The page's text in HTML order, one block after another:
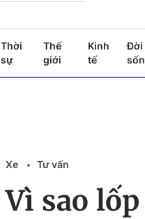
Thời
sự
Thế
giới
Kinh
tế
Đời
Xe Tư vấn
Vì sao